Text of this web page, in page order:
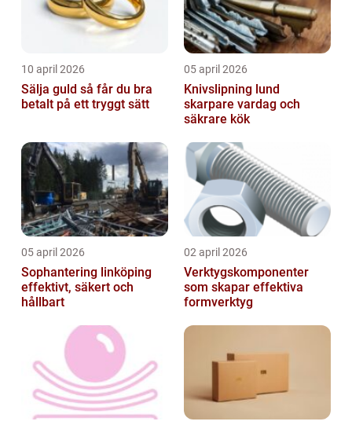
10 april 2026
Sälja guld så får du bra
betalt på ett tryggt sätt
05 april 2026
Knivslipning lund
skarpare vardag och
säkrare kök
05 april 2026
Sophantering linköping
effektivt, säkert och
hållbart
02 april 2026
Verktygskomponenter
som skapar effektiva
formverktyg